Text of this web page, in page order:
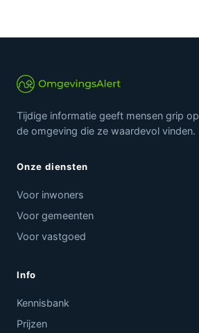
Tijdige informatie geeft mensen grip op
de omgeving die ze waardevol vinden.
Onze diensten
Voor inwoners
Voor gemeenten
Voor vastgoed
Info
Kennisbank
Prijzen